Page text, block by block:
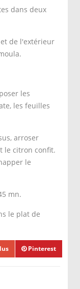
dans deux
de l'extérieur
les
les feuilles
arroser
le citron confit.
le
mn.
le plat de
Pinterest